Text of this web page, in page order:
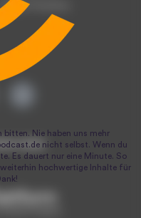
Podcast-Produktion
2026